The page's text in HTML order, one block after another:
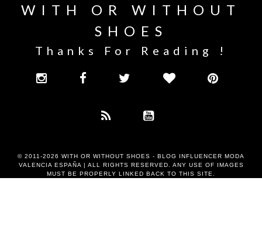
WITH OR WITHOUT
SHOES
Thanks For Reading !
© 2011-2026 WITH OR WITHOUT SHOES - BLOG INFLUENCER MODA
VALENCIA ESPAÑA | ALL RIGHTS RESERVED. ANY USE OF IMAGES
MUST BE PROPERLY LINKED BACK TO THIS SITE.